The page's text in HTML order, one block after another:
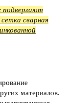
подвергают
сварная
материалов.